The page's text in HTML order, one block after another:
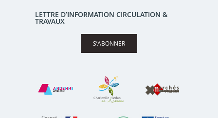
LETTRE D’INFORMATION CIRCULATION &
TRAVAUX
S’ABONNER